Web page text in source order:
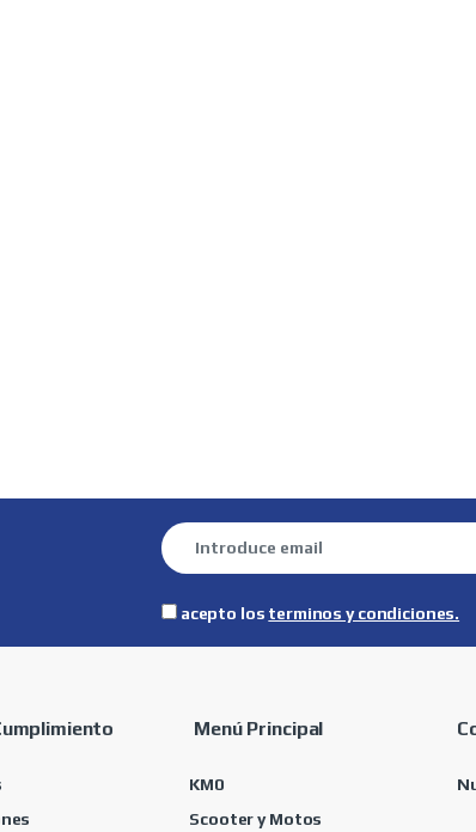
acepto los terminos y condiciones.
Menú Principal
KM0
Scooter y Motos